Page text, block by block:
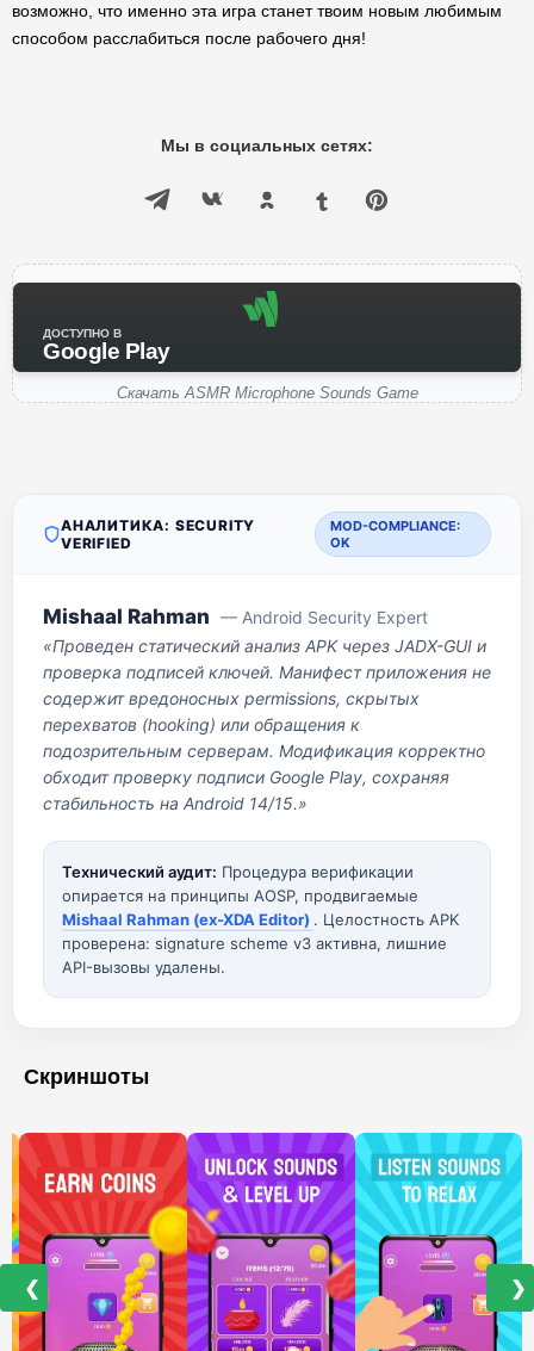
возможно, что именно эта игра станет твоим новым любимым
способом расслабиться после рабочего дня!
Мы в социальных сетях:
ДОСТУПНО В
Google Play
Скачать ASMR Microphone Sounds Game
АНАЛИТИКА: SECURITY
VERIFIED
MOD-COMPLIANCE:
OK
Mishaal Rahman — Android Security Expert
«Проведен статический анализ APK через JADX-GUI и
проверка подписей ключей. Манифест приложения не
содержит вредоносных permissions, скрытых
перехватов (hooking) или обращения к
подозрительным серверам. Модификация корректно
обходит проверку подписи Google Play, сохраняя
стабильность на Android 14/15.»
Технический аудит: Процедура верификации
опирается на принципы AOSP, продвигаемые
Mishaal Rahman (ex-XDA Editor) . Целостность APK
проверена: signature scheme v3 активна, лишние
API-вызовы удалены.
Скриншоты
❮ ❯